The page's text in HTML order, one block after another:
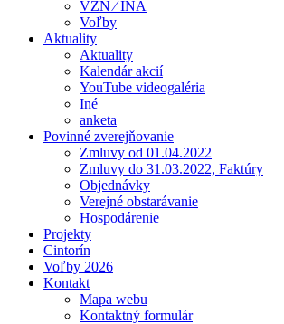
VZN ⁄ INA
Voľby
Aktuality
Aktuality
Kalendár akcií
YouTube videogaléria
Iné
anketa
Povinné zverejňovanie
Zmluvy od 01.04.2022
Zmluvy do 31.03.2022, Faktúry
Objednávky
Verejné obstarávanie
Hospodárenie
Projekty
Cintorín
Voľby 2026
Kontakt
Mapa webu
Kontaktný formulár